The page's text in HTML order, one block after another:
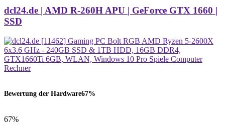
dcl24.de | AMD R-260H APU | GeForce GTX 1660 |
SSD
Bewertung der Hardware67%
67%